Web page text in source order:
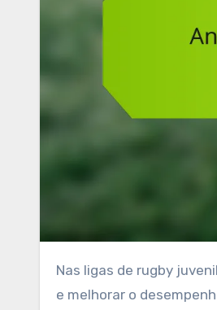
Nas ligas de rugby juvenil, entender as posições dos jogadores é crucial para desenvolver estratégias eficazes
e melhorar o